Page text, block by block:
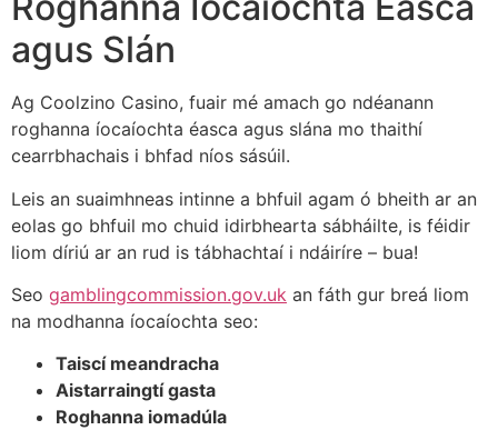
agus Slán
Ag Coolzino Casino, fuair mé amach go ndéanann
roghanna íocaíochta éasca agus slána mo thaithí
cearrbhachais i bhfad níos sásúil.
Leis an suaimhneas intinne a bhfuil agam ó bheith ar an
eolas go bhfuil mo chuid idirbhearta sábháilte, is féidir
liom díriú ar an rud is tábhachtaí i ndáiríre – bua!
Seo gamblingcommission.gov.uk an fáth gur breá liom
na modhanna íocaíochta seo:
Taiscí meandracha
Aistarraingtí gasta
Roghanna iomadúla